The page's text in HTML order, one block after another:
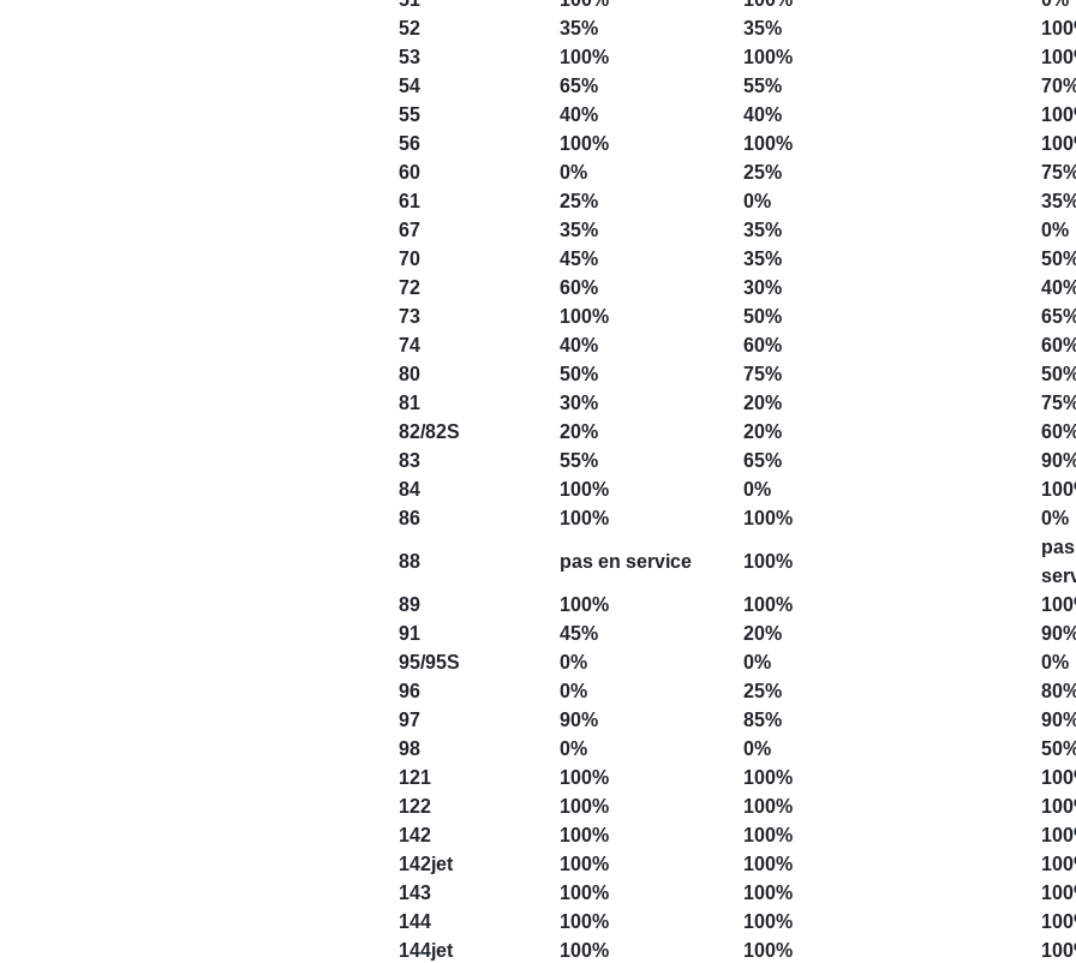
52
35% 35%
53
100% 100%
54
65% 55%
55
40% 40%
56
100% 100%
60
0% 25%
61
25% 0%
67
35% 35%
0%
70
45% 35%
72
60% 30%
73
100% 50%
74
40% 60%
80
50% 75%
81
30% 20%
82/82S
20% 20%
83
55% 65%
84
100% 0%
86
100% 100% 0%
88 pas en service 100%
89
100% 100%
91
45% 20%
95/95S
0% 0%
0%
96
0% 25%
97
90% 85%
98
0% 0%
121
100% 100%
122
100% 100%
142
100% 100%
142jet
100% 100%
143
100% 100%
144
100% 100%
144jet
100% 100%